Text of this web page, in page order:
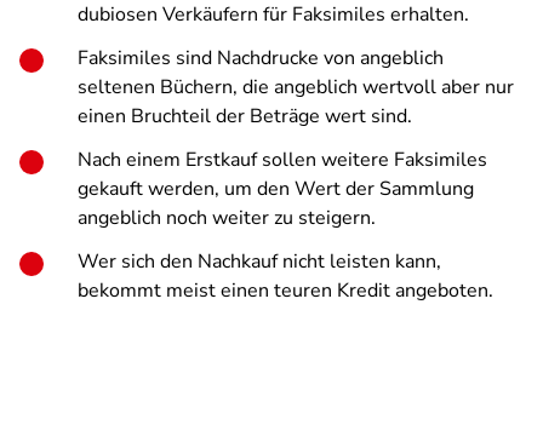
dubiosen Verkäufern für Faksimiles erhalten.
Faksimiles sind Nachdrucke von angeblich
seltenen Büchern, die angeblich wertvoll aber nur
einen Bruchteil der Beträge wert sind.
Nach einem Erstkauf sollen weitere Faksimiles
gekauft werden, um den Wert der Sammlung
angeblich noch weiter zu steigern.
Wer sich den Nachkauf nicht leisten kann,
bekommt meist einen teuren Kredit angeboten.